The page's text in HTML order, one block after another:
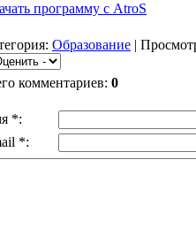
программу с AtroS
Образование |
комментариев: 0
*:
*: